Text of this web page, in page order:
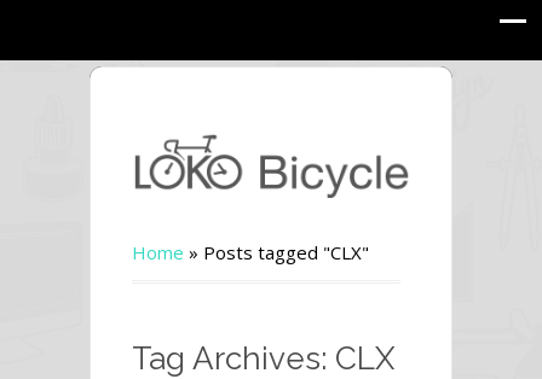
Home » Posts tagged "CLX"
Tag Archives: CLX